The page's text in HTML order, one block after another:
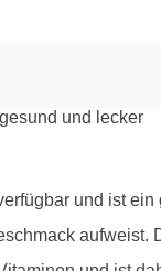
und ist ein
aufweist.